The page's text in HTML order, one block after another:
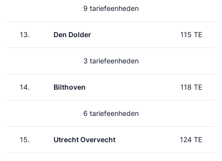
9 tariefeenheden
13. Den Dolder 115 TE
3 tariefeenheden
14. Bilthoven 118 TE
6 tariefeenheden
15. Utrecht Overvecht 124 TE